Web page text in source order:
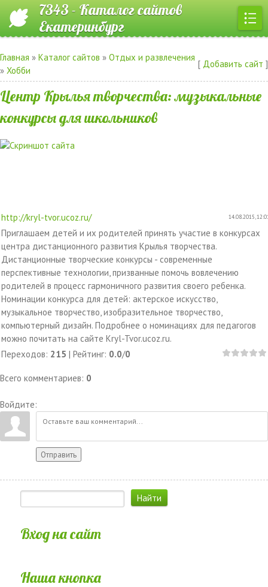
7343 - Каталог сайтов
Екатеринбург
Главная » Каталог сайтов » Отдых и развлечения
» Хобби
[ Добавить сайт ]
Центр Крылья творчества: музыкальные
конкурсы для школьников
http://kryl-tvor.ucoz.ru/ 14.08.2015,
Приглашаем детей и их родителей принять участие в конкурсах
центра дистанционного развития Крылья творчества.
Дистанционные творческие конкурсы - современные
перспективные технологии, призванные помочь вовлечению
родителей в процесс гармоничного развития своего ребенка.
Номинации конкурса для детей: актерское искусство,
музыкальное творчество, изобразительное творчество,
компьютерный дизайн. Подробнее о номинациях для педагогов
можно почитать на сайте Kryl-Tvor.ucoz.ru.
Переходов: 215 | Рейтинг: 0.0/0
Всего комментариев: 0
Войдите:
Отправить
Вход на сайт
Наша кнопка